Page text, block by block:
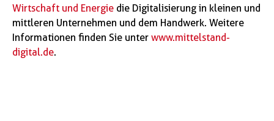
Wirtschaft und Energie die Digitalisierung in kleinen und
mittleren Unternehmen und dem Handwerk. Weitere
Informationen finden Sie unter www.mittelstand-
digital.de.